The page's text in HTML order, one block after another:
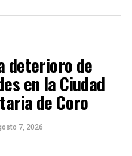
deterioro de
en la Ciudad
de Coro
7, 2026